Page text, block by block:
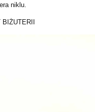
niklu.